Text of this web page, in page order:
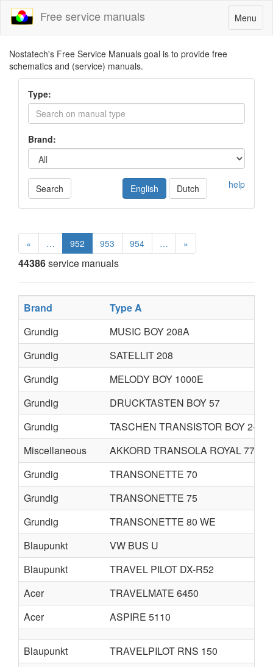
Toggle
navigation
Menu
Free service manuals
Nostatech's Free Service Manuals goal is to provide free
schematics and (service) manuals.
Type:
Brand:
Search help
English Dutch
« … 952 953 954 … »
44386service manuals
Brand
Type A
Grundig
MUSIC BOY 208A
Grundig
SATELLIT 208
Grundig
MELODY BOY 1000E
Grundig
DRUCKTASTEN BOY 57
Grundig
TASCHEN TRANSISTOR BOY 2-59
Miscellaneous
AKKORD TRANSOLA ROYAL 775
Grundig
TRANSONETTE 70
Grundig
TRANSONETTE 75
Grundig
TRANSONETTE 80 WE
Blaupunkt
VW BUS U
Blaupunkt
TRAVEL PILOT DX-R52
Acer
TRAVELMATE 6450
Acer
ASPIRE 5110
Blaupunkt
TRAVELPILOT RNS 150